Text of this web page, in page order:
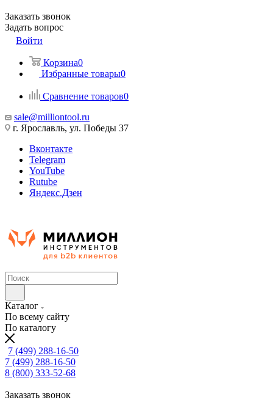
Заказать звонок
Задать вопрос
Войти
Корзина0
Избранные товары0
Сравнение товаров0
sale@milliontool.ru
г. Ярославль, ул. Победы 37
Вконтакте
Telegram
YouTube
Rutube
Яндекс.Дзен
Каталог
По всему сайту
По каталогу
7 (499) 288-16-50
7 (499) 288-16-50
8 (800) 333-52-68
Заказать звонок